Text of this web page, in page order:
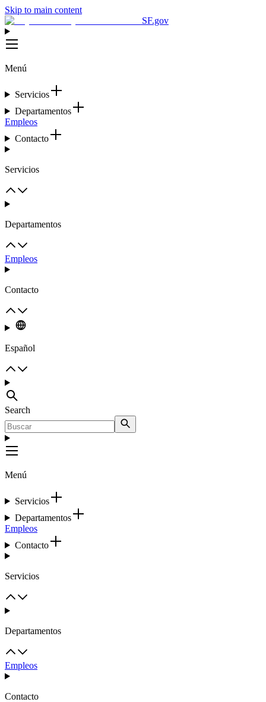
Skip to main content
SF.gov
Menú
Servicios
Departamentos
Empleos
Contacto
Servicios
Departamentos
Empleos
Contacto
Español
Search
Menú
Servicios
Departamentos
Empleos
Contacto
Servicios
Departamentos
Empleos
Contacto